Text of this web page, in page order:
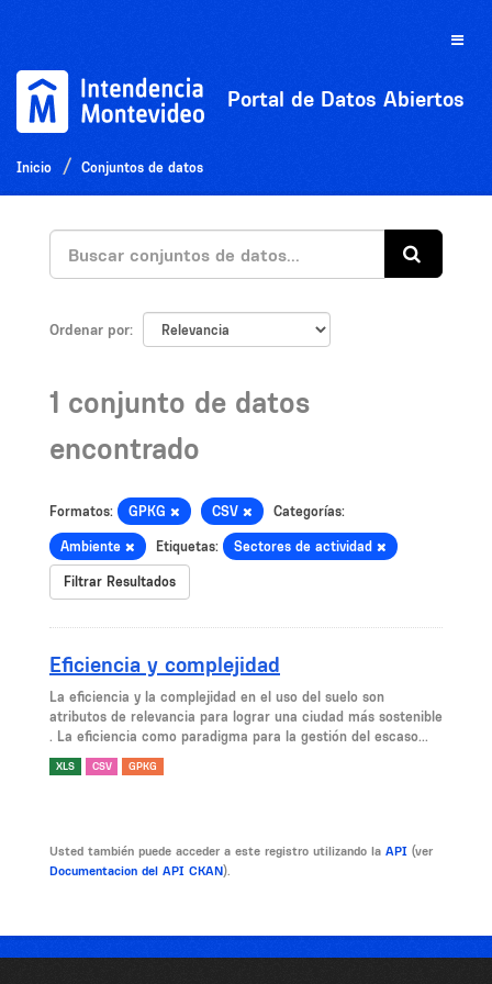
Toggle
Portal de Datos Abiertos
Inicio Conjuntos de datos
Ordenar por
1 conjunto de datos
encontrado
Formatos: GPKG CSV Categorías:
Ambiente Etiquetas: Sectores de actividad
Filtrar Resultados
Eficiencia y complejidad
La eficiencia y la complejidad en el uso del suelo son
atributos de relevancia para lograr una ciudad más sostenible
. La eficiencia como paradigma para la gestión del escaso...
XLS CSV GPKG
Usted también puede acceder a este registro utilizando la API (ver
Documentacion del API CKAN).